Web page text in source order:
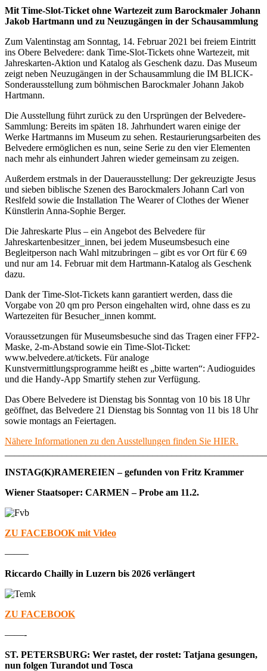
Mit Time-Slot-Ticket ohne Wartezeit zum Barockmaler Johann
Jakob Hartmann und zu Neuzugängen in der Schausammlung
Zum Valentinstag am Sonntag, 14. Februar 2021 bei freiem Eintritt
ins Obere Belvedere: dank Time-Slot-Tickets ohne Wartezeit, mit
Jahreskarten-Aktion und Katalog als Geschenk dazu. Das Museum
zeigt neben Neuzugängen in der Schausammlung die IM BLICK-
Sonderausstellung zum böhmischen Barockmaler Johann Jakob
Hartmann.
Die Ausstellung führt zurück zu den Ursprüngen der Belvedere-
Sammlung: Bereits im späten 18. Jahrhundert waren einige der
Werke Hartmanns im Museum zu sehen. Restaurierungsarbeiten des
Belvedere ermöglichen es nun, seine Serie zu den vier Elementen
nach mehr als einhundert Jahren wieder gemeinsam zu zeigen.
Außerdem erstmals in der Dauerausstellung: Der gekreuzigte Jesus
und sieben biblische Szenen des Barockmalers Johann Carl von
Reslfeld sowie die Installation The Wearer of Clothes der Wiener
Künstlerin Anna-Sophie Berger.
Die Jahreskarte Plus – ein Angebot des Belvedere für
Jahreskartenbesitzer_innen, bei jedem Museumsbesuch eine
Begleitperson nach Wahl mitzubringen – gibt es vor Ort für € 69
und nur am 14. Februar mit dem Hartmann-Katalog als Geschenk
dazu.
Dank der Time-Slot-Tickets kann garantiert werden, dass die
Vorgabe von 20 qm pro Person eingehalten wird, ohne dass es zu
Wartezeiten für Besucher_innen kommt.
Voraussetzungen für Museumsbesuche sind das Tragen einer FFP2-
Maske, 2-m-Abstand sowie ein Time-Slot-Ticket:
www.belvedere.at/tickets. Für analoge
Kunstvermittlungsprogramme heißt es „bitte warten“: Audioguides
und die Handy-App Smartify stehen zur Verfügung.
Das Obere Belvedere ist Dienstag bis Sonntag von 10 bis 18 Uhr
geöffnet, das Belvedere 21 Dienstag bis Sonntag von 11 bis 18 Uhr
sowie montags an Feiertagen.
Nähere Informationen zu den Ausstellungen finden Sie HIER.
INSTAG(K)RAMEREIEN – gefunden von Fritz Krammer
Wiener Staatsoper: CARMEN – Probe am 11.2.
ZU FACEBOOK mit Video
——–
Riccardo Chailly in Luzern bis 2026 verlängert
ZU FACEBOOK
——-
ST. PETERSBURG: Wer rastet, der rostet: Tatjana gesungen,
nun folgen Turandot und Tosca